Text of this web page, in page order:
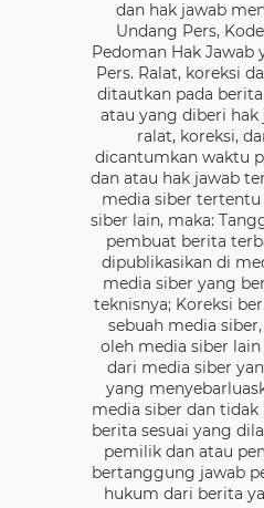
dan hak jawab
Undang Pers,
Pedoman Hak
Pers. Ralat, koreksi
ditautkan pada
atau yang diberi hak
ralat, koreksi,
dicantumkan waktu
dan atau hak jawab
media siber tertentu
siber lain, maka:
pembuat berita
dipublikasikan di
media siber yang
teknisnya; Koreksi
sebuah media
oleh media siber
dari media siber
yang
media siber dan
berita sesuai yang
pemilik dan atau
bertanggung jawab
hukum dari berita